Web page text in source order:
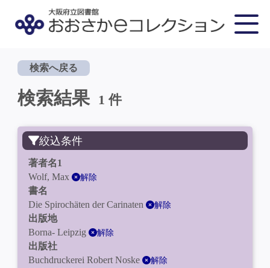
検索へ戻る
検索結果 1 件
絞込条件
著者名1
Wolf, Max
解除
書名
Die Spirochäten der Carinaten
解除
出版地
Borna- Leipzig
解除
出版社
Buchdruckerei Robert Noske
解除